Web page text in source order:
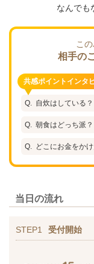
なんでも
こ
相手の
共感ポイントインタ
自炊はしている？
朝食はどっち派？
どこにお金をか
当日の流れ
STEP1 受付開始